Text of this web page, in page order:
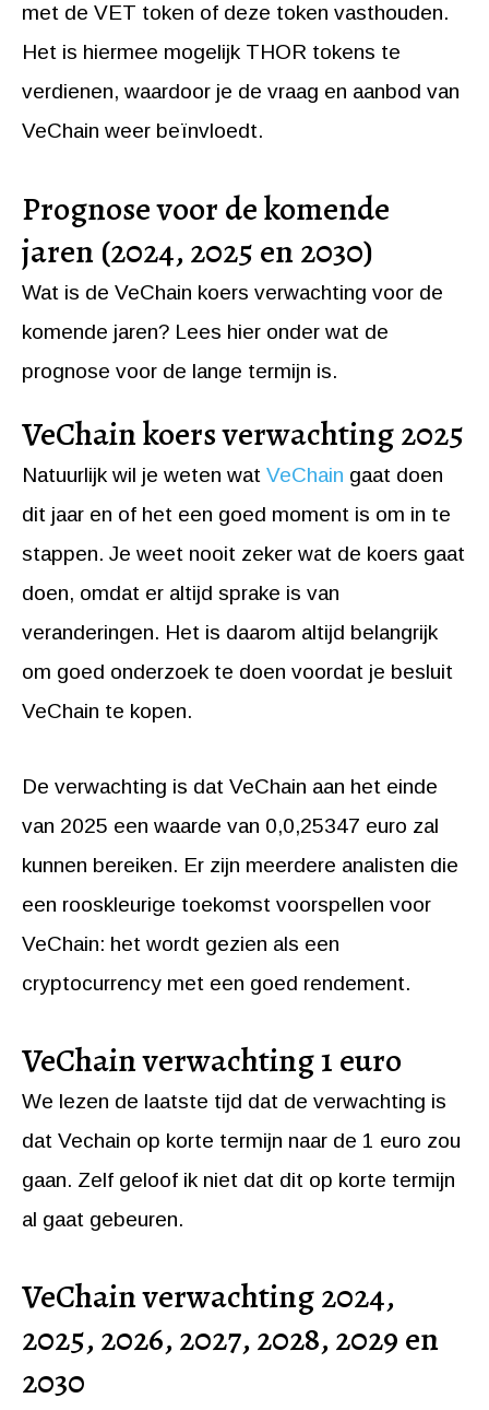
met de VET token of deze token vasthouden.
Het is hiermee mogelijk THOR tokens te
verdienen, waardoor je de vraag en aanbod van
VeChain weer beïnvloedt.
Prognose voor de komende
jaren (2024, 2025 en 2030)
Wat is de VeChain koers verwachting voor de
komende jaren? Lees hier onder wat de
prognose voor de lange termijn is.
VeChain koers verwachting 2025
Natuurlijk wil je weten wat VeChain gaat doen
dit jaar en of het een goed moment is om in te
stappen. Je weet nooit zeker wat de koers gaat
doen, omdat er altijd sprake is van
veranderingen. Het is daarom altijd belangrijk
om goed onderzoek te doen voordat je besluit
VeChain te kopen.
De verwachting is dat VeChain aan het einde
van 2025 een waarde van 0,0,25347 euro zal
kunnen bereiken. Er zijn meerdere analisten die
een rooskleurige toekomst voorspellen voor
VeChain: het wordt gezien als een
cryptocurrency met een goed rendement.
VeChain verwachting 1 euro
We lezen de laatste tijd dat de verwachting is
dat Vechain op korte termijn naar de 1 euro zou
gaan. Zelf geloof ik niet dat dit op korte termijn
al gaat gebeuren.
VeChain verwachting 2024,
2025, 2026, 2027, 2028, 2029 en
2030